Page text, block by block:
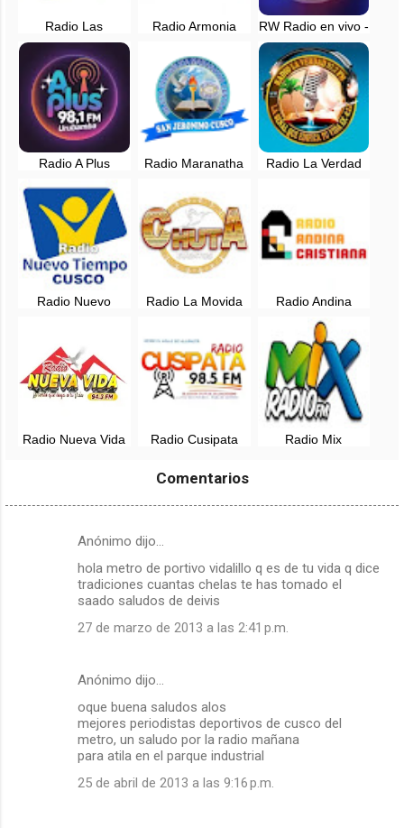
Radio Las
Orquideas 98.5
FM en vivo -
Urubamba, Cusco
Radio Armonia
Canas, Cusco
RW Radio en vivo -
Cusco, Peru
Radio A Plus
FM en vivo -
Cusco, Perú
Radio Maranatha
Cusco
Radio La Verdad
Radio Nuevo
vivo
Radio La Movida
Radio Andina
Canas, Cusco
Radio Nueva Vida
Radio Cusipata
Cusco
Radio Mix
Comentarios
Anónimo dijo…
hola metro de portivo vidalillo q es de tu vida q dice
tradiciones cuantas chelas te has tomado el
saado saludos de deivis
27 de marzo de 2013 a las 2:41 p.m.
Anónimo dijo…
oque buena saludos alos
mejores periodistas deportivos de cusco del
metro, un saludo por la radio mañana
para atila en el parque industrial
25 de abril de 2013 a las 9:16 p.m.